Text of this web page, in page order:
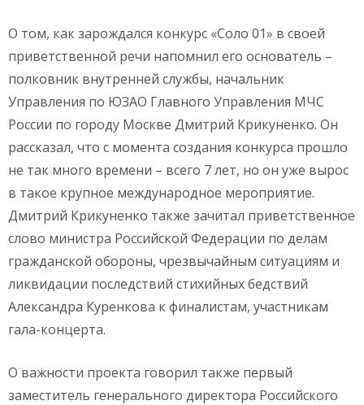
О том, как зарождался конкурс «Соло 01» в своей
приветственной речи напомнил его основатель –
полковник внутренней службы, начальник
Управления по ЮЗАО Главного Управления МЧС
России по городу Москве Дмитрий Крикуненко. Он
рассказал, что с момента создания конкурса прошло
не так много времени – всего 7 лет, но он уже вырос
в такое крупное международное мероприятие.
Дмитрий Крикуненко также зачитал приветственное
слово министра Российской Федерации по делам
гражданской обороны, чрезвычайным ситуациям и
ликвидации последствий стихийных бедствий
Александра Куренкова к финалистам, участникам
гала-концерта.
О важности проекта говорил также первый
заместитель генерального директора Российского